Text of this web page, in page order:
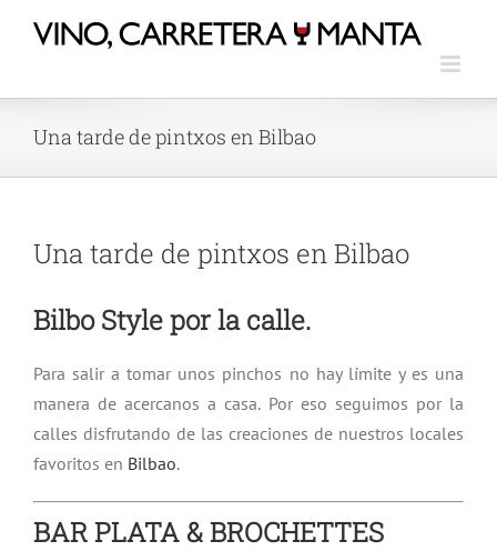
Una tarde de pintxos en Bilbao
Una tarde de pintxos en Bilbao
Bilbo Style por la calle.
Para salir a tomar unos pinchos no hay límite y es una
manera de acercanos a casa. Por eso seguimos por la
calles disfrutando de las creaciones de nuestros locales
favoritos en Bilbao.
BAR PLATA & BROCHETTES